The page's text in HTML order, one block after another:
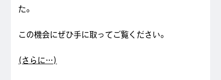
た。
この機会にぜひ手に取ってご覧ください。
(さらに…)